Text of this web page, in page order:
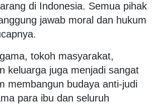
di Indonesia. Semua pihak
jawab moral dan hukum
tokoh masyarakat,
keluarga juga menjadi sangat
membangun budaya anti-judi
para ibu dan seluruh